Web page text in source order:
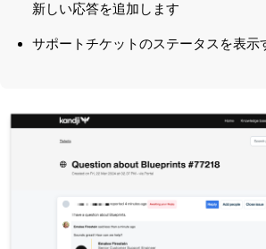
新しい応答を追加します
サポートチケットのステータスを表示